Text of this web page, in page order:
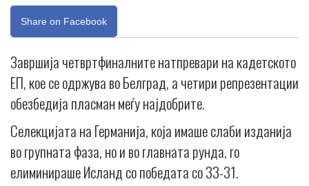
Share on Facebook
Завршија четвртфиналните натпревари на кадетското
ЕП, кое се одржува во Белград, а четири репрезентации
обезбедија пласман меѓу најдобрите.
Селекцијата на Германија, која имаше слаби изданија
во групната фаза, но и во главната рунда, го
елиминираше Исланд со победата со 33-31.